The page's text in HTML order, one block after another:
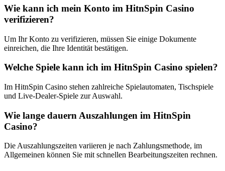
Wie kann ich mein Konto im HitnSpin Casino
verifizieren?
Um Ihr Konto zu verifizieren, müssen Sie einige Dokumente
einreichen, die Ihre Identität bestätigen.
Welche Spiele kann ich im HitnSpin Casino spielen?
Im HitnSpin Casino stehen zahlreiche Spielautomaten, Tischspiele
und Live-Dealer-Spiele zur Auswahl.
Wie lange dauern Auszahlungen im HitnSpin
Casino?
Die Auszahlungszeiten variieren je nach Zahlungsmethode, im
Allgemeinen können Sie mit schnellen Bearbeitungszeiten rechnen.